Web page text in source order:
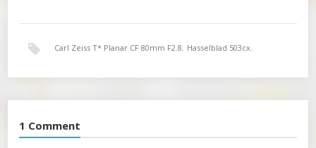
Carl Zeiss T* Planar CF 80mm F2.8, Hasselblad 503cx,
1 Comment